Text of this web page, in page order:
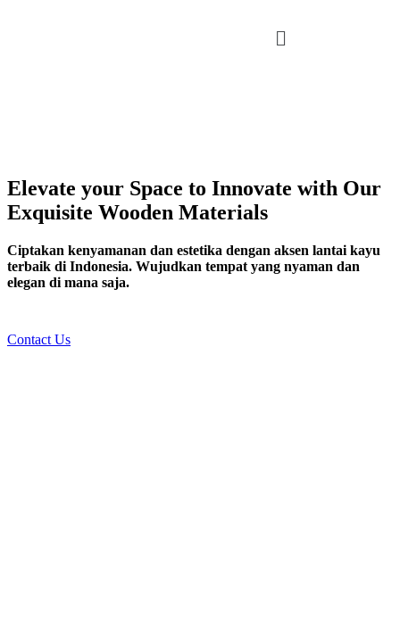
Elevate your Space to Innovate with Our
Exquisite Wooden Materials
Ciptakan kenyamanan dan estetika dengan aksen lantai kayu
terbaik di Indonesia. Wujudkan tempat yang nyaman dan
elegan di mana saja.
Contact Us